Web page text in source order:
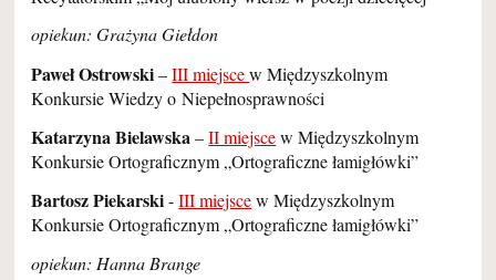
opiekun: Grażyna Giełdon
Paweł Ostrowski–III miejscew Międzyszkolnym
Konkursie Wiedzy o Niepełnosprawności
Katarzyna Bielawska–II miejscew Międzyszkolnym
Konkursie Ortograficznym „Ortograficzne łamigłówki”
Bartosz Piekarski-III miejscew Międzyszkolnym
Konkursie Ortograficznym „Ortograficzne łamigłówki”
opiekun: Hanna Brange